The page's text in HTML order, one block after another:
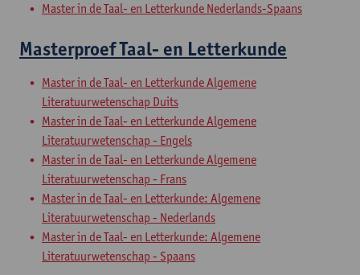
Master in de Taal- en Letterkunde Nederlands-Spaans
Masterproef Taal- en Letterkunde
Master in de Taal- en Letterkunde Algemene
Literatuurwetenschap Duits
Master in de Taal- en Letterkunde Algemene
Literatuurwetenschap - Engels
Master in de Taal- en Letterkunde Algemene
Literatuurwetenschap - Frans
Master in de Taal- en Letterkunde: Algemene
Literatuurwetenschap - Nederlands
Master in de Taal- en Letterkunde: Algemene
Literatuurwetenschap - Spaans